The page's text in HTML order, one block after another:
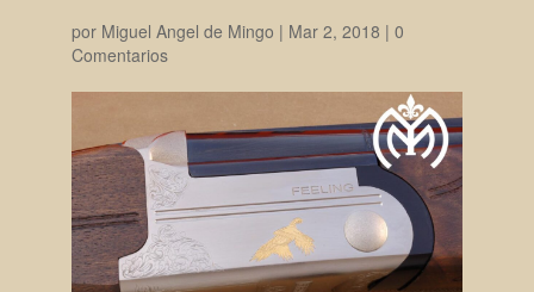
por Miguel Angel de Mingo | Mar 2, 2018 | 0
Comentarios